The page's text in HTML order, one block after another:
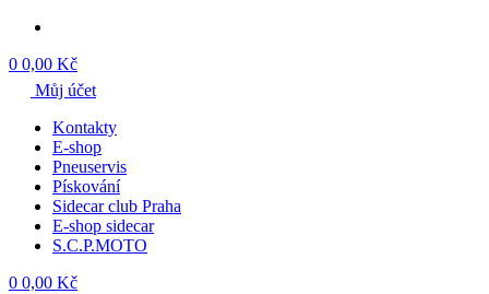
0 0,00 Kč
Můj účet
Kontakty
E-shop
Pneuservis
Pískování
Sidecar club Praha
E-shop sidecar
S.C.P.MOTO
0 0,00 Kč